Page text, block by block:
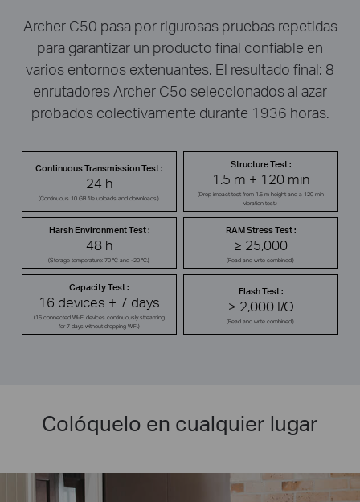
Archer C50 pasa por rigurosas pruebas repetidas
para garantizar un producto final confiable en
varios entornos extenuantes. El resultado final: 8
enrutadores Archer C5o seleccionados al azar
probados colectivamente durante 1936 horas.
Continuous Transmission Test :
24 h
(Continuous 10 GB file uploads and downloads.)
Structure Test :
1.5 m + 120 min
(Drop impact test from 1.5 m height and a 120 min
vibration test.)
Harsh Environment Test :
48 h
(Storage temperature: 70 °C and -20 °C.)
RAM Stress Test :
≥ 25,000
(Read and write combined.)
Capacity Test :
16 devices + 7 days
(16 connected Wi-Fi devices continuously streaming
for 7 days without dropping WiFi.)
Flash Test :
≥ 2,000 I/O
(Read and write combined.)
Colóquelo en cualquier lugar